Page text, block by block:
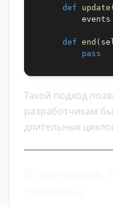
def update (
        events
def end (
pass
Такой подход
разработчикам
длительных